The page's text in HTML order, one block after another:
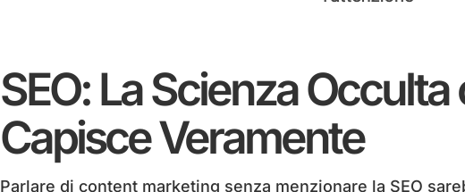
SEO: La Scienza
Capisce Veramente
Parlare di content marketing senza menzionare la SEO